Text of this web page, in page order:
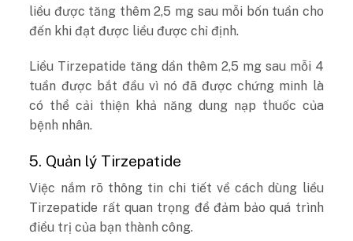
liều được tăng thêm 2,5 mg sau mỗi bốn tuần cho
đến khi đạt được liều được chỉ định.
Liều Tirzepatide tăng dần thêm 2,5 mg sau mỗi 4
tuần được bắt đầu vì nó đã được chứng minh là
có thể cải thiện khả năng dung nạp thuốc của
bệnh nhân.
5. Quản lý Tirzepatide
Việc nắm rõ thông tin chi tiết về cách dùng liều
Tirzepatide rất quan trọng để đảm bảo quá trình
điều trị của bạn thành công.